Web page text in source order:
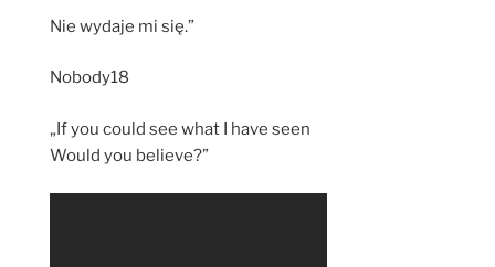
Nie wydaje mi się.”
Nobody18
„If you could see what I have seen
Would you believe?”